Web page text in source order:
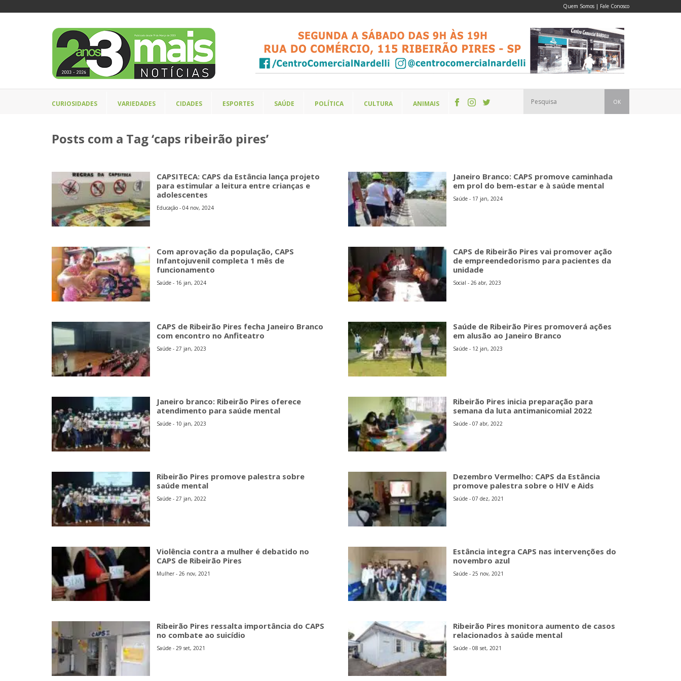
Quem Somos | Fale Conosco
CURIOSIDADES VARIEDADES CIDADES ESPORTES SAÚDE POLÍTICA CULTURA ANIMAIS OK
Posts com a Tag ‘caps ribeirão pires’
CAPSITECA: CAPS da Estância lança projeto
para estimular a leitura entre crianças e
adolescentes
Educação - 04 nov, 2024
Janeiro Branco: CAPS promove caminhada
em prol do bem-estar e à saúde mental
Saúde - 17 jan, 2024
Com aprovação da população, CAPS
Infantojuvenil completa 1 mês de
funcionamento
Saúde - 16 jan, 2024
CAPS de Ribeirão Pires vai promover ação
de empreendedorismo para pacientes da
unidade
Social - 26 abr, 2023
CAPS de Ribeirão Pires fecha Janeiro Branco
com encontro no Anfiteatro
Saúde - 27 jan, 2023
Saúde de Ribeirão Pires promoverá ações
em alusão ao Janeiro Branco
Saúde - 12 jan, 2023
Janeiro branco: Ribeirão Pires oferece
atendimento para saúde mental
Saúde - 10 jan, 2023
Ribeirão Pires inicia preparação para
semana da luta antimanicomial 2022
Saúde - 07 abr, 2022
Ribeirão Pires promove palestra sobre
saúde mental
Saúde - 27 jan, 2022
Dezembro Vermelho: CAPS da Estância
promove palestra sobre o HIV e Aids
Saúde - 07 dez, 2021
Violência contra a mulher é debatido no
CAPS de Ribeirão Pires
Mulher - 26 nov, 2021
Estância integra CAPS nas intervenções do
novembro azul
Saúde - 25 nov, 2021
Ribeirão Pires ressalta importância do CAPS
no combate ao suicídio
Saúde - 29 set, 2021
Ribeirão Pires monitora aumento de casos
relacionados à saúde mental
Saúde - 08 set, 2021